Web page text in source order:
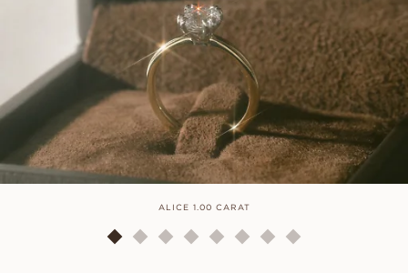
ALICE 1.00 CARAT